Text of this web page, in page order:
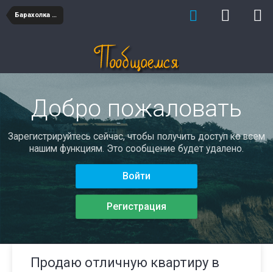
Барахолка недвижимость
Добро пожаловать
Зарегистрируйтесь сейчас, чтобы получить доступ ко всем
нашим функциям. Это сообщение будет удалено.
Войти
Регистрация
Продаю отличную квартиру в